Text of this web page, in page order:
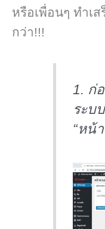
หรือเพื่อนๆ ทำเ
กว่า!!!
1. ก่
ระบ
“หน้